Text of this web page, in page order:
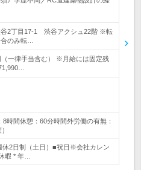
谷2丁目17-1 渋谷アクシュ22階 ※転
のみ転…
（一律手当含む） ※月給には固定残
時間休憩：60分時間外労働の有無：
休2日制（土日）■祝日※会社カレン
暇 * 年…